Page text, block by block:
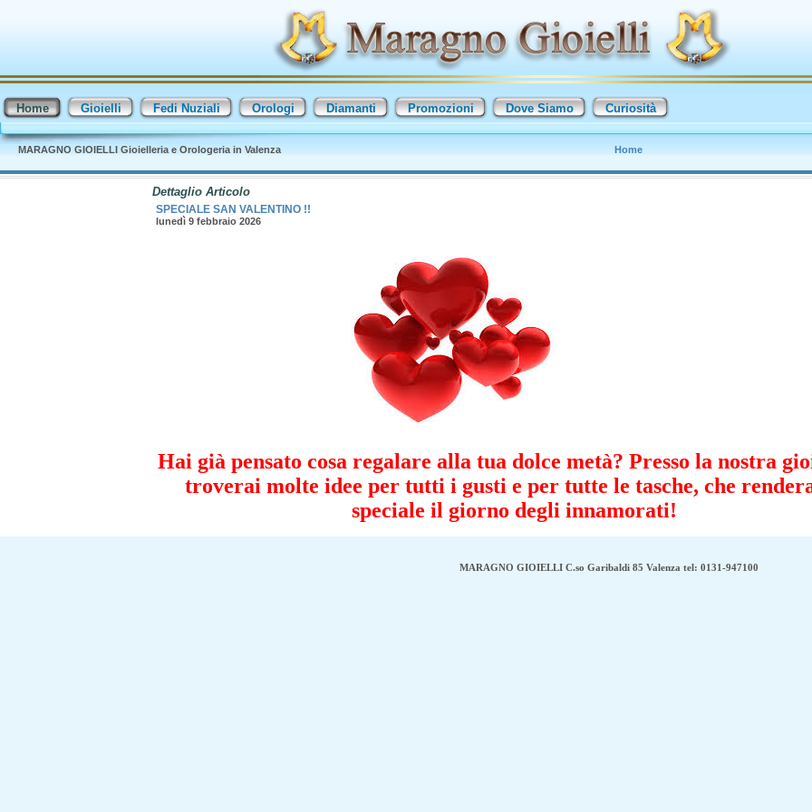
Home Gioielli Fedi Nuziali Orologi Diamanti Promozioni Dove Siamo Curiosità
MARAGNO GIOIELLI Gioielleria e Orologeria in Valenza Home
Dettaglio Articolo
SPECIALE SAN VALENTINO !!
lunedì 9 febbraio 2026
Hai già pensato cosa regalare alla tua dolce metà? Presso la nostra
troverai molte idee per tutti i gusti e per tutte le tasche, che
speciale il giorno degli innamorati!
MARAGNO GIOIELLI C.so Garibaldi 85 Valenza tel: 0131-947100